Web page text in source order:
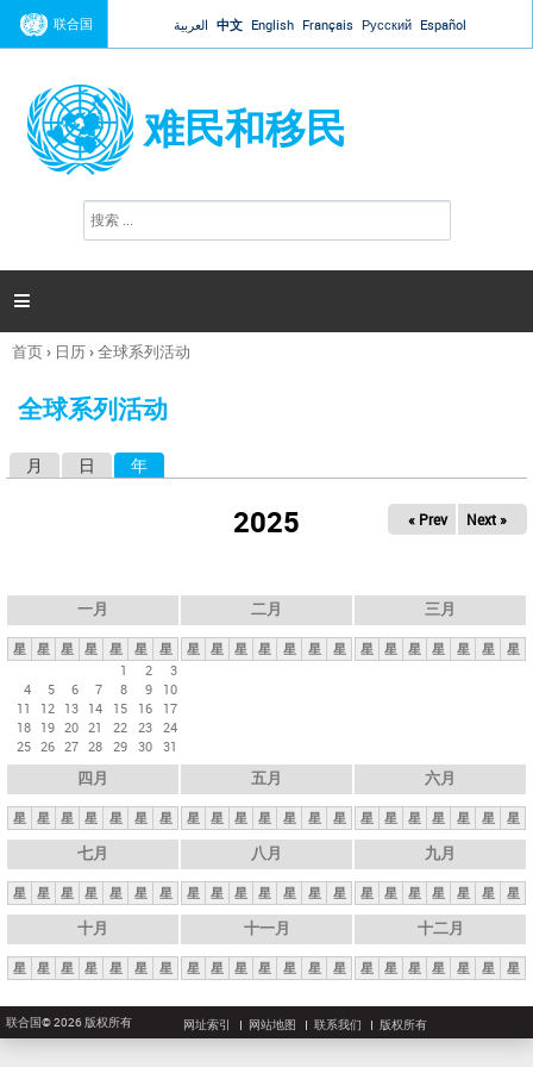
Jump to navigation
联合国 العربية 中文 English Français Русский Español
难民和移民
搜
索

你
这
首页› 日历›全球系列活动
全球系列活动
月 日 年
2025 « Prev Next »
一月
星 星 星 星 星 星
星
1
2
3
4
5 6 7 8 9
10
11
12 13 14 15 16
17
18 19 20 21 22 23 24
25 26 27 28 29 30 31
二月
星 星 星 星 星 星 星
三月
星 星 星 星 星 星 星
四月
星 星 星 星 星 星 星
五月
星 星 星 星 星 星 星
六月
星 星 星 星 星 星 星
七月
星 星 星 星 星 星 星
八月
星 星 星 星 星 星 星
九月
星 星 星 星 星 星 星
十月
星 星 星 星 星 星 星
十一月
星 星 星 星 星 星 星
十二月
星 星 星 星 星 星 星
联合国© 2026 版权所有 网址索引 网站地图 联系我们 版权所有